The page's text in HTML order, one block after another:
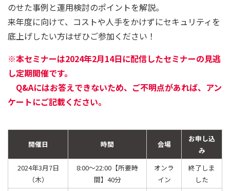
のせた事例と運用検討のポイントを解説。
来年度に向けて、コストや人手をかけずにセキュリティを
底上げしたい方はぜひご参加ください！
※本セミナーは2024年2月14日に配信したセミナーの見逃
し定期開催です。
Q&Aにはお答えできないため、ご不明点があれば、アン
ケートにご記載ください。
開催日 時間 会場
お申し込
み
2024年3月7日
（木）
8:00～22:00【所要時
間】40分
オンラ
イン
終了しま
した